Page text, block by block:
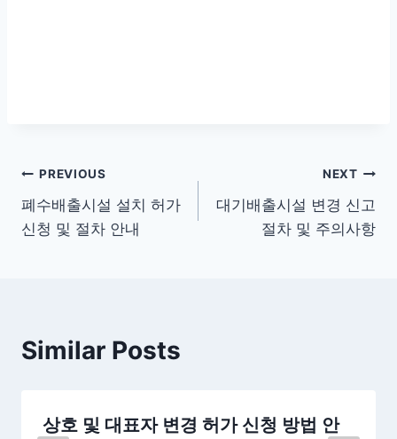
글
탐
PREVIOUS
폐수배출시설 설치 허가
신청 및 절차 안내
NEXT
대기배출시설 변경 신고
절차 및 주의사항
Similar Posts
상호 및 대표자 변경 허가 신청 방법 안